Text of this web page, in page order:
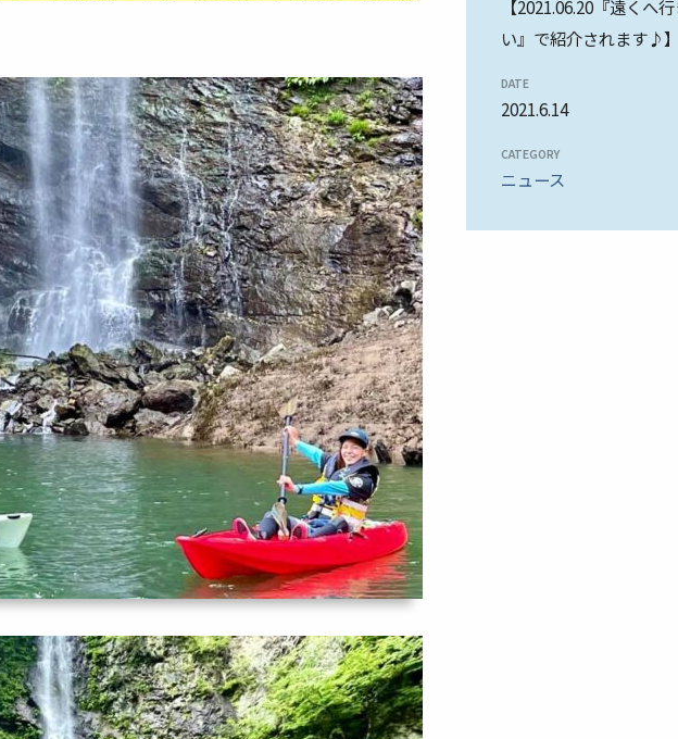
【2021.06.20『遠くへ
い』で紹介されます♪】
DATE
2021.6.14
CATEGORY
ニュース